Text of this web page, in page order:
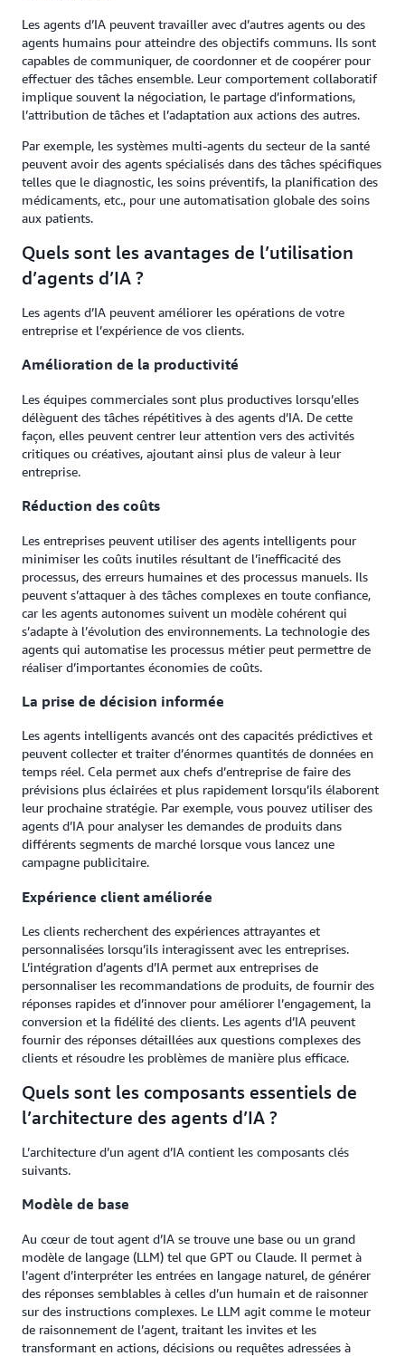
Les agents d’IA peuvent travailler avec d’autres agents ou des
agents humains pour atteindre des objectifs communs. Ils sont
capables de communiquer, de coordonner et de coopérer pour
effectuer des tâches ensemble. Leur comportement collaboratif
implique souvent la négociation, le partage d’informations,
l’attribution de tâches et l’adaptation aux actions des autres.
Par exemple, les systèmes multi-agents du secteur de la santé
peuvent avoir des agents spécialisés dans des tâches spécifiques
telles que le diagnostic, les soins préventifs, la planification des
médicaments, etc., pour une automatisation globale des soins
aux patients.
Quels sont les avantages de l’utilisation
d’agents d’IA ?
Les agents d’IA peuvent améliorer les opérations de votre
entreprise et l’expérience de vos clients.
Amélioration de la productivité
Les équipes commerciales sont plus productives lorsqu’elles
délèguent des tâches répétitives à des agents d’IA. De cette
façon, elles peuvent centrer leur attention vers des activités
critiques ou créatives, ajoutant ainsi plus de valeur à leur
entreprise.
Réduction des coûts
Les entreprises peuvent utiliser des agents intelligents pour
minimiser les coûts inutiles résultant de l’inefficacité des
processus, des erreurs humaines et des processus manuels. Ils
peuvent s’attaquer à des tâches complexes en toute confiance,
car les agents autonomes suivent un modèle cohérent qui
s’adapte à l’évolution des environnements. La technologie des
agents qui automatise les processus métier peut permettre de
réaliser d’importantes économies de coûts.
La prise de décision informée
Les agents intelligents avancés ont des capacités prédictives et
peuvent collecter et traiter d’énormes quantités de données en
temps réel. Cela permet aux chefs d’entreprise de faire des
prévisions plus éclairées et plus rapidement lorsqu’ils élaborent
leur prochaine stratégie. Par exemple, vous pouvez utiliser des
agents d’IA pour analyser les demandes de produits dans
différents segments de marché lorsque vous lancez une
campagne publicitaire.
Expérience client améliorée
Les clients recherchent des expériences attrayantes et
personnalisées lorsqu’ils interagissent avec les entreprises.
L’intégration d’agents d’IA permet aux entreprises de
personnaliser les recommandations de produits, de fournir des
réponses rapides et d’innover pour améliorer l’engagement, la
conversion et la fidélité des clients. Les agents d’IA peuvent
fournir des réponses détaillées aux questions complexes des
clients et résoudre les problèmes de manière plus efficace.
Quels sont les composants essentiels de
l’architecture des agents d’IA ?
L’architecture d’un agent d’IA contient les composants clés
suivants.
Modèle de base
Au cœur de tout agent d’IA se trouve une base ou un grand
modèle de langage (LLM) tel que GPT ou Claude. Il permet à
l’agent d’interpréter les entrées en langage naturel, de générer
des réponses semblables à celles d’un humain et de raisonner
sur des instructions complexes. Le LLM agit comme le moteur
de raisonnement de l’agent, traitant les invites et les
transformant en actions, décisions ou requêtes adressées à